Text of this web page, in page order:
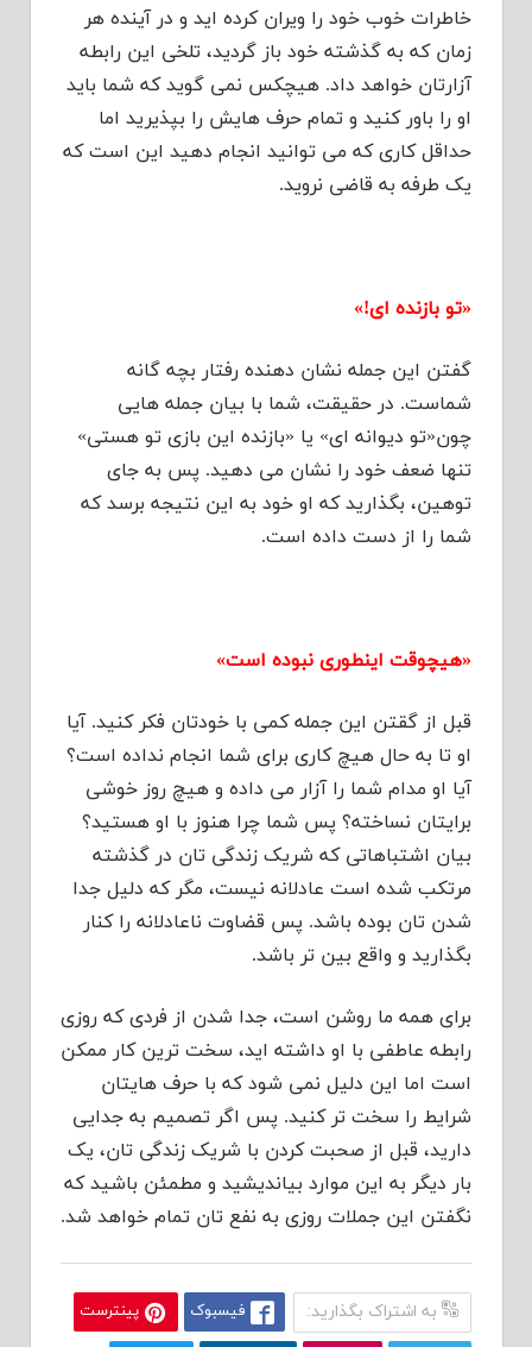
خاطرات خوب خود را ویران کرده اید و در آینده هر
زمان که به گذشته خود باز گردید، تلخی این رابطه
آزارتان خواهد داد. هیچکس نمی گوید که شما باید
او را باور کنید و تمام حرف هایش را بپذیرید اما
حداقل کاری که می توانید انجام دهید این است که
یک طرفه به قاضی نروید.
«تو بازنده ای!»
گفتن این جمله نشان دهنده رفتار بچه گانه
شماست. در حقیقت، شما با بیان جمله هایی
چون«تو دیوانه ای» یا «بازنده این بازی تو هستی»
تنها ضعف خود را نشان می دهید. پس به جای
توهین، بگذارید که او خود به این نتیجه برسد که
شما را از دست داده است.
«هیچوقت اینطوری نبوده است»
قبل از گقتن این جمله کمی با خودتان فکر کنید. آیا
او تا به حال هیچ کاری برای شما انجام نداده است؟
آیا او مدام شما را آزار می داده و هیچ روز خوشی
برایتان نساخته؟ پس شما چرا هنوز با او هستید؟
بیان اشتباهاتی که شریک زندگی تان در گذشته
مرتکب شده است عادلانه نیست، مگر که دلیل جدا
شدن تان بوده باشد. پس قضاوت ناعادلانه را کنار
بگذارید و واقع بین تر باشد.
برای همه ما روشن است، جدا شدن از فردی که روزی
رابطه عاطفی با او داشته اید، سخت ترین کار ممکن
است اما این دلیل نمی شود که با حرف هایتان
شرایط را سخت تر کنید. پس اگر تصمیم به جدایی
دارید، قبل از صحبت کردن با شریک زندگی تان، یک
بار دیگر به این موارد بیاندیشید و مطمئن باشید که
نگفتن این جملات روزی به نفع تان تمام خواهد شد.
به اشتراک بگذارید: فیسبوک پینترست